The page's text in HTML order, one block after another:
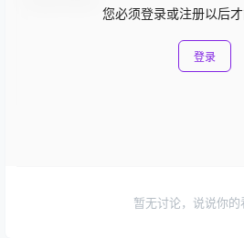
您必须登录或注册以后
登录
暂无讨论，说说你的